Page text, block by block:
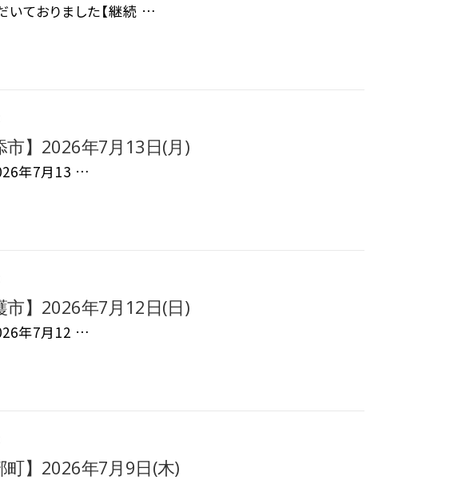
いておりました【継続 …
】2026年7月13日(月)
年7月13 …
】2026年7月12日(日)
年7月12 …
】2026年7月9日(木)